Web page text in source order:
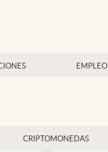
EMPLEO
CRIPTOMONEDAS